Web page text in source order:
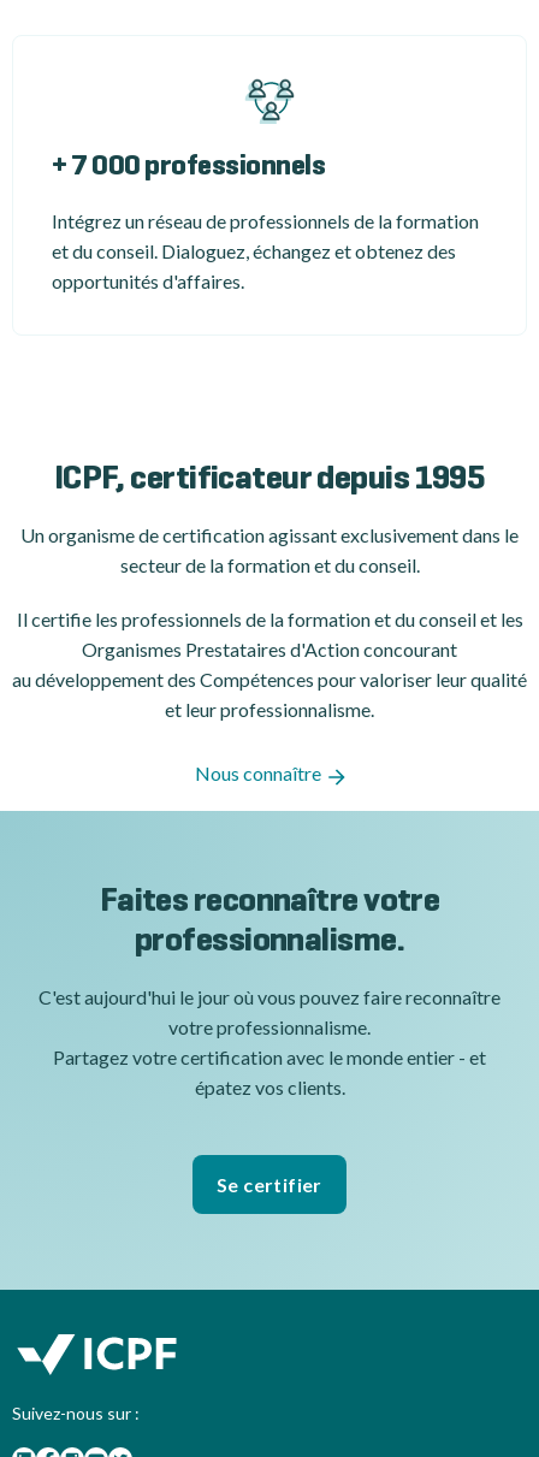
+ 7 000 professionnels
Intégrez un réseau de professionnels de la formation
et du conseil. Dialoguez, échangez et obtenez des
opportunités d'affaires.
ICPF, certificateur depuis 1995
Un organisme de certificationagissant exclusivement dans le
secteur de la formation et du conseil.
Il certifie les professionnels de la formation et du conseil et les
Organismes Prestataires d'Action concourant
au développement des Compétences pour valoriser leur qualité
et leur professionnalisme.
Nous connaître
Faites reconnaître votre
professionnalisme.
C'est aujourd'hui le jour où vous pouvez faire reconnaître
votre professionnalisme.
Partagez votre certification avec le monde entier - et
épatez vos clients.
Se certifier
Suivez-nous sur :